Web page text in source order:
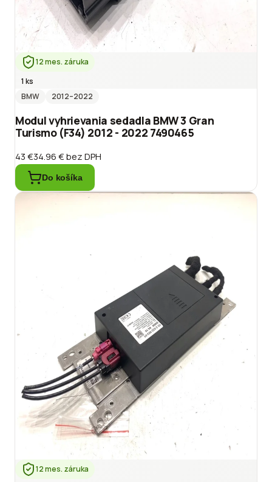
12 mes. záruka
1 ks
BMW
2012–2022
Modul vyhrievania sedadla BMW 3 Gran
Turismo (F34) 2012 - 2022 7490465
43 €34.96 €bez DPH
Do košíka
12 mes. záruka